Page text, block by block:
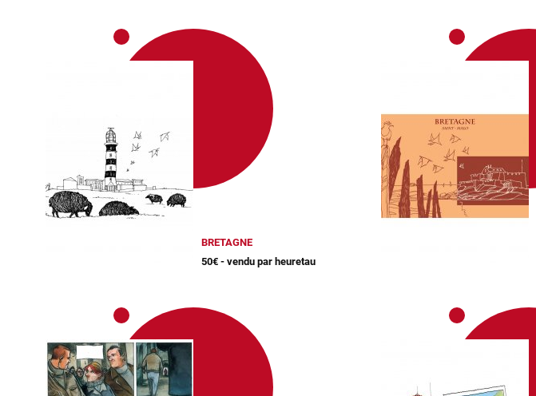
BRETAGNE
50€ - vendu par heuretau